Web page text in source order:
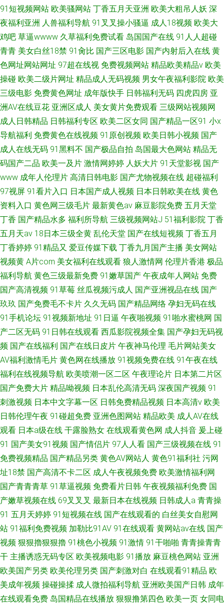
91短视频网站 欧美骚网站 丁香五月天亚洲 欧美大粗吊人妖 深
夜福利亚洲 人兽福利导航 91叉叉操小骚逼 成人18视频 欧美大
鸡吧 草逼wwww 久草福利免费试看 岛国国产在线 91人人超碰
青青 美女白丝18禁 91肏比 国产三区电影 国产内射后入在线 黄
色网址网站网址 97超在线视 免费视频网站 精品欧美精品v 欧美
操碰 欧美二级片网址 精品成人无码视频 男女午夜福利影院 欧美
三级电影 免费黄色网址 成年版快手 日韩福利无码 四虎四房 亚
洲AV在线豆花 亚洲区成人 美女黄片免费观看 三级网站视频网
成人日韩精品 日韩福利专区 欧美二区女同 国产精品一区91 小x
导航福利 免费黄色在线视频 91原创视频 欧美日韩小视频 国产
成人在线无码 91黑料不 国产极品自拍 岛国最大色网站 精品无
码国产二品 欧美一及片 激情网婷婷 人妖大片 91天堂影视 国产
www 成年人伦理片 高清日韩电影 国产尤物视频在线 超碰福利
97视屏 91看片入口 日本国产成人视频 日本日韩欧美在线 黄色
资料入口 黄色网三级毛片 最新黄色av 麻豆影院免费 五月天堂
丁香 国产精品水多 福利所导航 三级视频网站J 51福利影院 丁香
五月天av 18日本三级全黄 乱伦天堂 国产在线短视频 丁香五月
丁香婷婷 91精品又 爱豆传媒下载 丁香九月国产主播 美女网站
视频黄 A片com 美女福利在线观看 狼人激情网 伦理片香港 极品
福利导航 黄色三级最新免费 91嫩草国产 午夜成年人网站 免费
国产高清视频 91草莓 丝瓜视频污成人 国产亚洲视品在线 国产
玖玖 国产免费毛不卡片 久久无码 国产精品网络 孕妇无码在线
91手机论坛 91视频新地址 91日逼 午夜啪视频 91啪水蜜桃网 国
产二区无码 91日韩在线观看 西瓜影院视频全集 国产孕妇无码视
频 国产在线福利 国产在线日皮片 午夜神马伦理 毛片网站美女
AV福利激情毛片 黄色网在线播放 91视频免费在线 91午夜在线
福利在线视频导航 欧美喷潮一区二区 午夜理论片 日本第二片区
国产免费大片 精品呦视频 日本乱伦高清无码 深夜国产视频 91
刺激视频 日本中文字幕一区 日韩免费精品视频 日本高清v 欧美
日韩伦理午夜 91碰超免费 亚洲色图网站 精品欧美 成人AV在线
观看 日本a级在线 干露脸熟女 在线观看黄色网 成人抖音 爰上碰
91 国产美女91视频 国产情侣片 97人人看 国产三级视频在线 91
免费视频精品 国产精品另类 黄色AV网站人 黄色91福利社 污网
址18禁 国产高清不卡二区 成人午夜视频免费 欧美激情福利网
国产青青青草 91草逼视频 免费看片日韩 午夜视频福利免费 国
产嫩草视频在线 69叉叉叉 最新日本在线视频 日韩成人a 青青操
91 五月天婷婷 91短视频在线 国产在线观看的 白丝美女自慰网
站 91福利免费视频 加勒比91AV 91在线观看 黄网站av在线 国产
视频 狠狠擼狠狠擼 91桃色小视频 91激情 91干啪啪 青青操青青
干 主播诱惑无码专区 欧美视频电影 91播放 麻豆桃色网站 亚洲
欧美国产另类 欧美伦理另类 国产刺激对白 在线观看91精品 欧
美成年视频 操碰操揉 成人微拍福利导航 亚洲欧美国产日韩 成年
在线观看免费 岛国精品在线播放 狠狠撸第四色 欧美一页 女同电